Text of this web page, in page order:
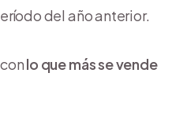
del año anterior.
lo que más se vende